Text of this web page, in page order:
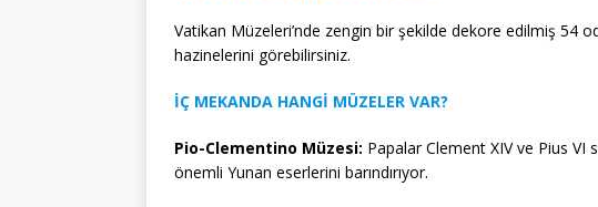
Vatikan Müzeleri’nde zengin bir şekilde dekore edilmiş 54
hazinelerini görebilirsiniz.
İÇ MEKANDA HANGİ MÜZELER VAR?
Pio-Clementino Müzesi: Papalar Clement XIV ve Pius VI
önemli Yunan eserlerini barındırıyor.